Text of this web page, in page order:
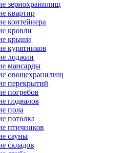
зернохранилищ
квартир
контейнера
кровли
крыши
курятников
лоджии
мансарды
овощехранилищ
перекрытий
погребов
подвалов
пола
потолка
птичников
сауны
складов